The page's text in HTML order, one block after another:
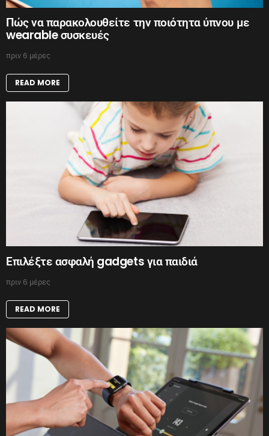
Πώς να παρακολουθείτε την ποιότητα ύπνου με
wearable συσκευές
πριν 6 μέρες
READ MORE
Επιλέξτε ασφαλή gadgets για παιδιά
πριν 6 μέρες
READ MORE